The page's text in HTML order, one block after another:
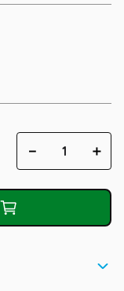
＋
－